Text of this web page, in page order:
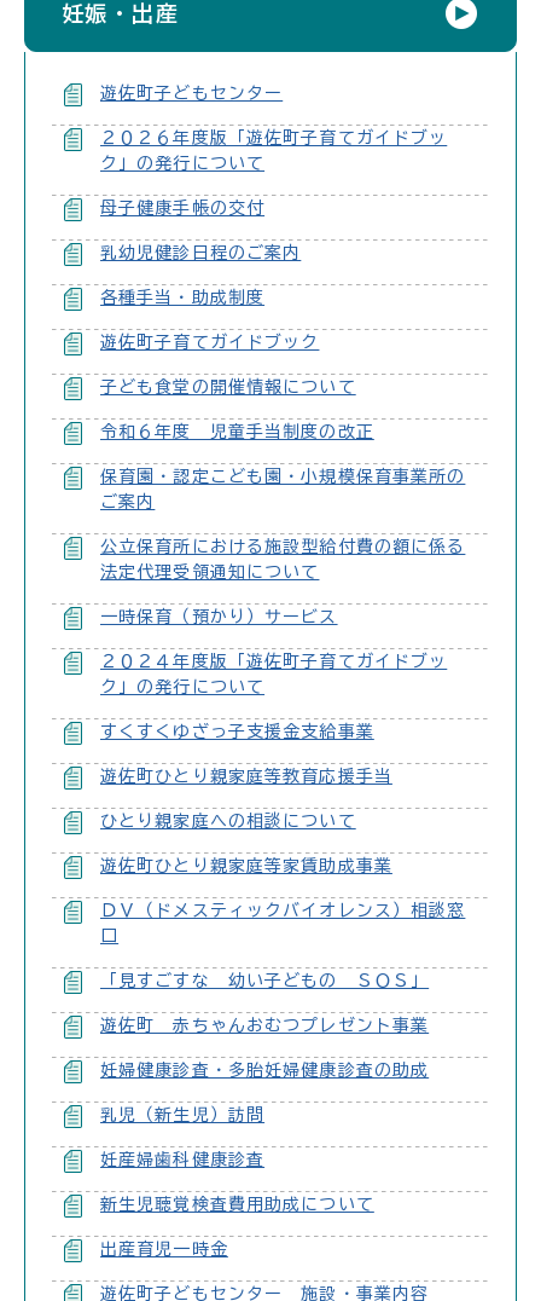
妊娠・出産
遊佐町子どもセンター
２０２６年度版「遊佐町子育てガイドブッ
ク」の発行について
母子健康手帳の交付
乳幼児健診日程のご案内
各種手当・助成制度
遊佐町子育てガイドブック
子ども食堂の開催情報について
令和６年度 児童手当制度の改正
保育園・認定こども園・小規模保育事業所の
ご案内
公立保育所における施設型給付費の額に係る
法定代理受領通知について
一時保育（預かり）サービス
２０２４年度版「遊佐町子育てガイドブッ
ク」の発行について
すくすくゆざっ子支援金支給事業
遊佐町ひとり親家庭等教育応援手当
ひとり親家庭への相談について
遊佐町ひとり親家庭等家賃助成事業
ＤＶ（ドメスティックバイオレンス）相談窓
「見すごすな 幼い子どもの ＳＯＳ」
遊佐町 赤ちゃんおむつプレゼント事業
妊婦健康診査・多胎妊婦健康診査の助成
乳児（新生児）訪問
妊産婦歯科健康診査
新生児聴覚検査費用助成について
出産育児一時金
遊佐町子どもセンター 施設・事業内容